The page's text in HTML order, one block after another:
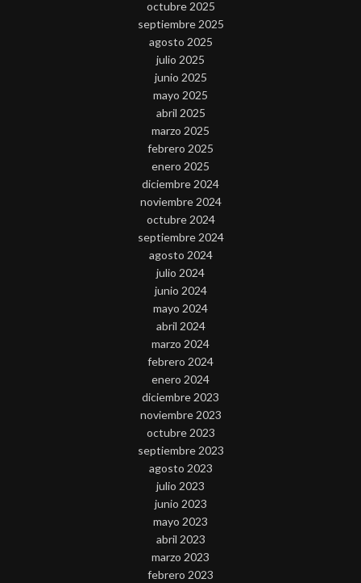
octubre 2025
septiembre 2025
agosto 2025
julio 2025
junio 2025
mayo 2025
abril 2025
marzo 2025
febrero 2025
enero 2025
diciembre 2024
noviembre 2024
octubre 2024
septiembre 2024
agosto 2024
julio 2024
junio 2024
mayo 2024
abril 2024
marzo 2024
febrero 2024
enero 2024
diciembre 2023
noviembre 2023
octubre 2023
septiembre 2023
agosto 2023
julio 2023
junio 2023
mayo 2023
abril 2023
marzo 2023
febrero 2023